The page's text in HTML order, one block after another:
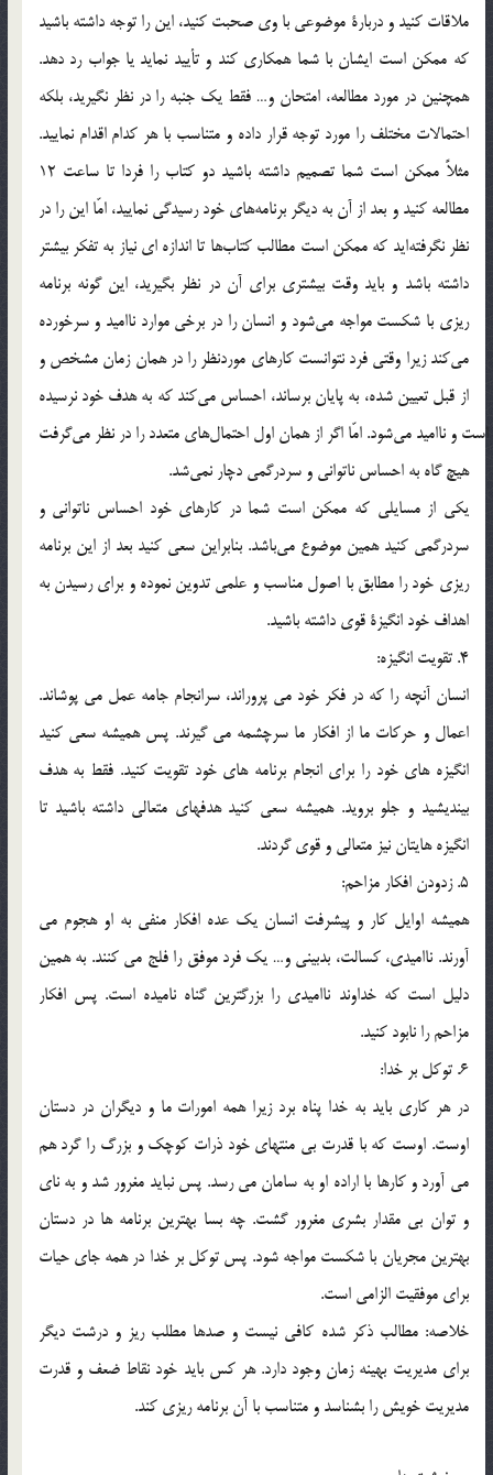
ملاقات كنيد و دربارة موضوعي با وي صحبت كنيد، اين را توجه داشته باشيد
كه ممكن است ايشان با شما همكاري كند و تأييد نمايد يا جواب رد دهد.
همچنين در مورد مطالعه، امتحان و… فقط يك جنبه را در نظر نگيريد، بلكه
احتمالات مختلف را مورد توجه قرار داده و متناسب با هر كدام اقدام نماييد.
مثلاً ممكن است شما تصميم داشته باشيد دو كتاب را فردا تا ساعت 12
مطالعه كنيد و بعد از آن به ديگر برنامه‎هاي خود رسيدگي نماييد، امّا اين را در
نظر نگرفته‎ايد كه ممكن است مطالب كتاب‎ها تا اندازه اي نياز به تفكر بيشتر
داشته باشد و بايد وقت بيشتري براي آن در نظر بگيريد، اين گونه برنامه
ريزي با شكست مواجه مي‎شود و انسان را در برخي موارد نااميد و سرخورده
مي‎كند زيرا وقتي فرد نتوانست كارهاي موردنظر را در همان زمان مشخص و
از قبل تعيين شده، به پايان برساند، احساس مي‎كند كه به هدف خود نرسيده
است و نااميد مي‎شود. امّا اگر از همان اول احتمال‎هاي متعدد را در نظر مي‎گرفت
هيچ گاه به احساس ناتواني و سردرگمي دچار نمي‎شد.
يكي از مسايلي كه ممكن است شما در كارهاي خود احساس ناتواني و
سردرگمي ‎كنيد همين موضوع مي‎باشد. بنابراين سعي كنيد بعد از اين برنامه
ريزي خود را مطابق با اصول مناسب و علمي تدوين نموده و براي رسيدن به
اهداف خود انگيزة قوي داشته باشيد.
4. تقويت انگيزه:
انسان آنچه را كه در فكر خود مي پروراند، سرانجام جامه عمل مي پوشاند.
اعمال و حركات ما از افكار ما سرچشمه مي گيرند. پس هميشه سعي كنيد
انگيزه هاي خود را براي انجام برنامه هاي خود تقويت كنيد. فقط به هدف
بينديشيد و جلو برويد. هميشه سعي كنيد هدفهاي متعالي داشته باشيد تا
انگيزه هايتان نيز متعالي و قوي گردند.
5. زدودن افكار مزاحم:
هميشه اوايل كار و پيشرفت انسان يك عده افكار منفي به او هجوم مي
آورند. نااميدي، كسالت، بدبيني و… يك فرد موفق را فلج مي كنند. به همين
دليل است كه خداوند نااميدي را بزرگترين گناه ناميده است. پس افكار
مزاحم را نابود كنيد.
6. توكل بر خدا:
در هر كاري بايد به خدا پناه برد زيرا همه امورات ما و ديگران در دستان
اوست. اوست كه با قدرت بي منتهاي خود ذرات كوچك و بزرگ را گرد هم
مي آورد و كارها با اراده او به سامان مي رسد. پس نبايد مغرور شد و به ناي
و توان بي مقدار بشري مغرور گشت. چه بسا بهترين برنامه ها در دستان
بهترين مجريان با شكست مواجه شود. پس توكل بر خدا در همه جاي حيات
براي موفقيت الزامي است.
خلاصه: مطالب ذكر شده كافي نيست و صدها مطلب ريز و درشت ديگر
براي مديريت بهينه زمان وجود دارد. هر كس بايد خود نقاط ضعف و قدرت
مديريت خويش را بشناسد و متناسب با آن برنامه ريزي كند.